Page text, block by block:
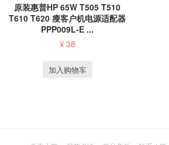
原装惠普HP 65W T505 T510
T610 T620 瘦客户机电源适配器
PPP009L-E ...
¥38
加入购物车